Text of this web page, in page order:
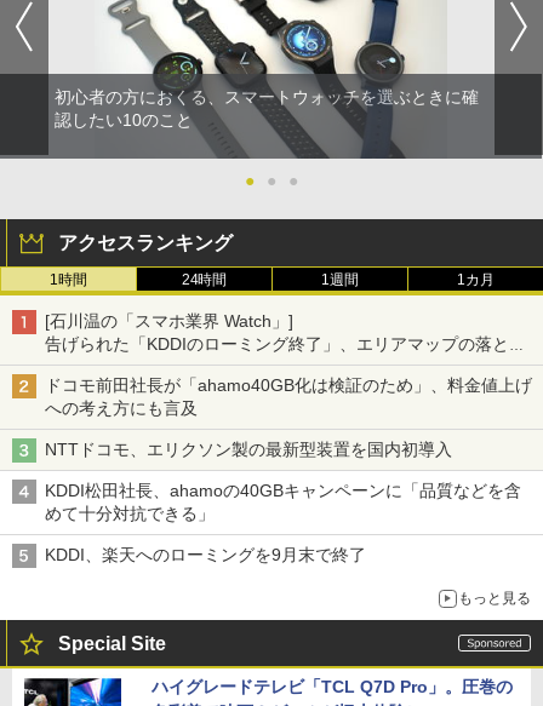
初心者の方におくる、スマートウォッチを選ぶときに確
認したい10のこと
● ● ●
アクセスランキング
1時間 24時間 1週間 1カ月
[石川温の「スマホ業界 Watch」]
告げられた「KDDIのローミング終了」、エリアマップの落とし
穴と楽天モバイルの課題
ドコモ前田社長が「ahamo40GB化は検証のため」、料金値上げ
への考え方にも言及
NTTドコモ、エリクソン製の最新型装置を国内初導入
KDDI松田社長、ahamoの40GBキャンペーンに「品質などを含
めて十分対抗できる」
KDDI、楽天へのローミングを9月末で終了
もっと見る
Special Site
ハイグレードテレビ「TCL Q7D Pro」。圧巻の